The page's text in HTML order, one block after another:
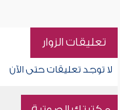
تعليقات الزوار
لا توجد تعليقات حتى الآن